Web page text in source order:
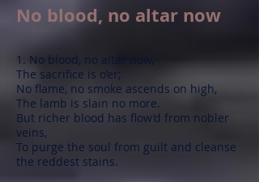
No blood, no altar now
1. No blood, no altar now,
The sacrifice is o’er;
No flame, no smoke ascends on high,
The lamb is slain no more.
But richer blood has flow’d from nobler
veins,
To purge the soul from guilt and cleanse
the reddest stains.